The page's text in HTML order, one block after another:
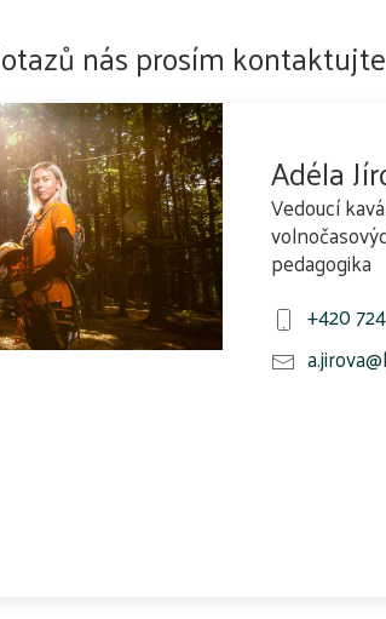
nás prosím kontaktujte
Adéla
Vedoucí
pedagogika
+420